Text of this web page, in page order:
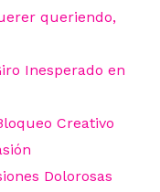
queriendo,
Inesperado en
Creativo
Dolorosas